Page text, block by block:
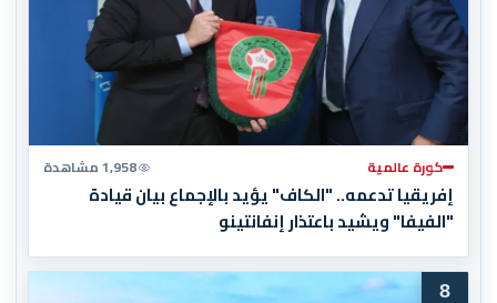
كورة عالمية 1,958 مشاهدة
إفريقيا تدعمه.. "الكاف" يؤيد بالإجماع بيان قيادة
"الفيفا" ويشيد باعتذار إنفانتينو
8